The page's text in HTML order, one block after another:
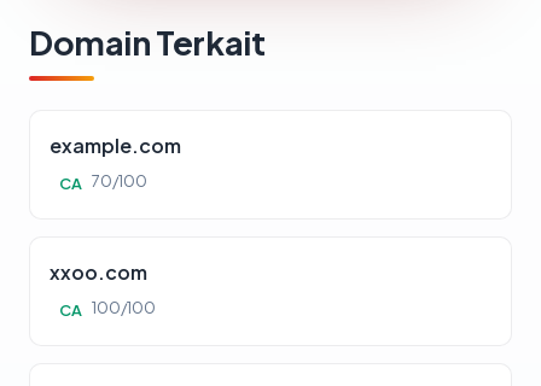
Domain Terkait
example.com
CA 70/100
xxoo.com
CA 100/100